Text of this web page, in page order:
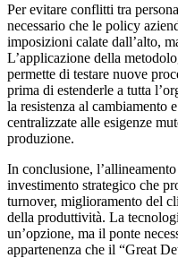
Per evitare conflitti tra
necessario che le policy
imposizioni calate dall’alto,
L’applicazione della
permette di testare nuove
prima di estenderle a tutta
la resistenza al cambiamento
centralizzate alle esigenze
produzione.
In conclusione,
investimento strategico che
turnover, miglioramento del
della produttività. La
un’opzione, ma il ponte
appartenenza che il “Great